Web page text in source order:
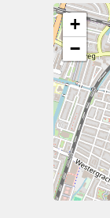
+
−